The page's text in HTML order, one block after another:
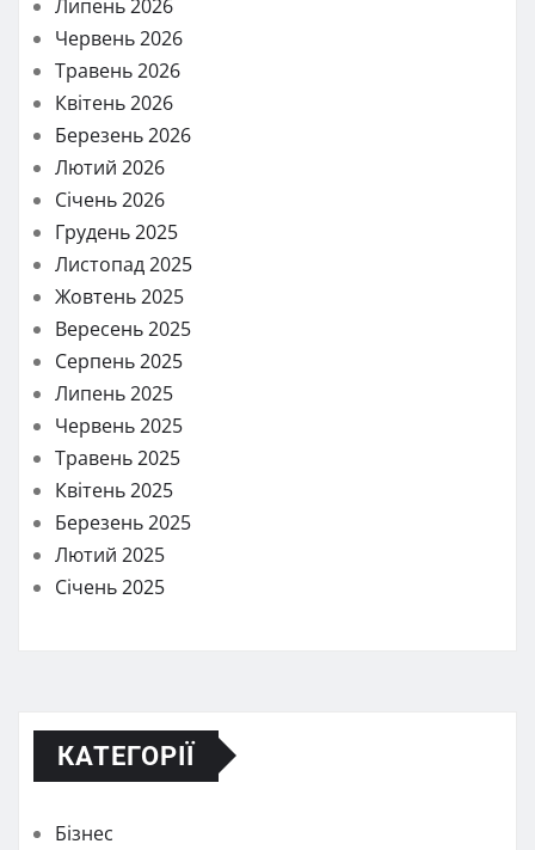
Липень 2026
Червень 2026
Травень 2026
Квітень 2026
Березень 2026
Лютий 2026
Січень 2026
Грудень 2025
Листопад 2025
Жовтень 2025
Вересень 2025
Серпень 2025
Липень 2025
Червень 2025
Травень 2025
Квітень 2025
Березень 2025
Лютий 2025
Січень 2025
КАТЕГОРІЇ
Бізнес